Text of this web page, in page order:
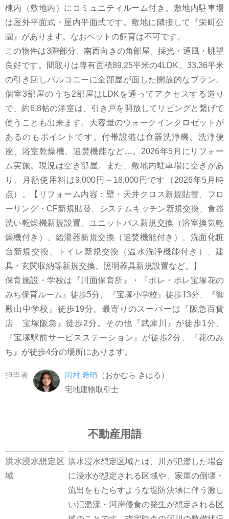
棟内（敷地内）にコミュニティルーム付き。敷地内駐車場
は屋外平面式・屋内平面式です。敷地に隣接して『栄町公
園』があります。なおペットの飼育は不可です。
この物件は3階部分、南西向きの角部屋。採光・通風・眺望
良好です。間取りは専有面積89.25平米の4LDK。33.36平米
の引き回しバルコニーに全部屋が面した開放的なプラン。
個室3部屋のうち2部屋はLDKを通ってアクセスする造り
で、約6.8帖の洋室は、引き戸を開放してリビングと繋げて
使うことも出来ます。大容量のウォークインクロゼットが
あるのもポイントです。付帯設備は食器洗浄機、洗浄便
座、浴室乾燥機、追焚機能など…。2026年5月にリフォー
ム実施。現況は空き部屋。また、敷地内駐車場に空きがあ
り、月額使用料は9,000円～18,000円です（2026年5月時
点）。【リフォーム内容：壁・天井クロス新規貼替、フロ
ーリング・CF新規貼替、システムキッチン新規交換、食器
洗い乾燥機新規設置、ユニットバス新規交換（浴室換気乾
燥機付き）、給湯器新規交換（追焚機能付き）、洗面化粧
台新規交換、トイレ新規交換（温水洗浄機能付き）、建
具・玄関収納等新規交換、照明器具新規設置など。】
保育施設・学校は『川面保育所』・『ポレ・ポレ宝塚花の
みち保育ルーム』徒歩5分、『宝塚小学校』徒歩13分、『御
殿山中学校』徒歩19分。最寄りのスーパーは『阪急百貨
店 宝塚阪急』徒歩2分。その他『武庫川』が徒歩1分、
『宝塚駅前サービスステーション』が徒歩2分、『花のみ
ち』が徒歩4分の場所にあります。
担当者 岡村 希晴（おかむら きはる）
宅地建物取引士
不動産用語
洪水浸水想定区
域
洪水浸水想定区域とは、川が氾濫した場合
に浸水が想定される区域や、家屋の倒壊・
流出をもたらすような堤防決壊に伴う激し
い氾濫流・河岸侵食の発生が想定される区